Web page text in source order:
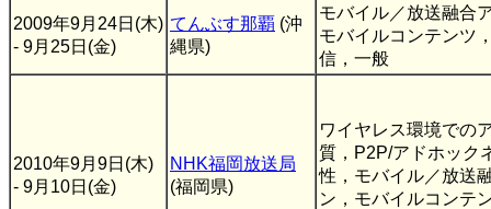
2009年9月24日(木)
- 9月25日(金)
てんぶす那覇 (沖
縄県)
モバイル／放送融合
モバイルコンテンツ
信，一般
2010年9月9日(木)
- 9月10日(金)
NHK福岡放送局
(福岡県)
ワイヤレス環境での
質，P2P/アドホック
性，モバイル／放送
ン，モバイルコンテ